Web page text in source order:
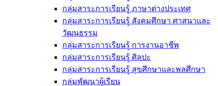
กลุ่มสาระการเรียนรู้ ภาษาต่างประเทศ
กลุ่มสาระการเรียนรู้ สังคมศึกษา ศาสนาและ
วัฒนธรรม
กลุ่มสาระการเรียนรู้ การงานอาชีพ
กลุ่มสาระการเรียนรู้ ศิลปะ
กลุ่มสาระการเรียนรู้ สุขศึกษาและพลศึกษา
กลุ่มพัฒนาผู้เรียน